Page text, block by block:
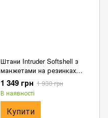
Штани Intruder Softshell з
манжетами на резинках
койот розмір S
1 349 грн 1 930 грн
В наявності
Купити